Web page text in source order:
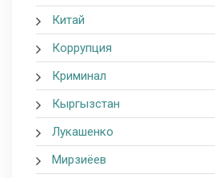
Китай
Коррупция
Криминал
Кыргызстан
Лукашенко
Мирзиёев